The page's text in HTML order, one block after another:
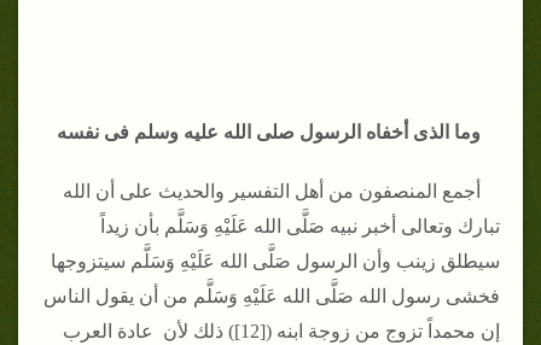
وما الذى أخفاه الرسول صلى الله عليه وسلم فى نفسه
أجمع المنصفون من أهل التفسير والحديث على أن الله
تبارك وتعالى أخبر نبيه صَلَّى الله عَلَيْهِ وَسَلَّم بأن زيداً
سيطلق زينب وأن الرسول صَلَّى الله عَلَيْهِ وَسَلَّم سيتزوجها
فخشى رسول الله صَلَّى الله عَلَيْهِ وَسَلَّم من أن يقول الناس
إن محمداً تزوج من زوجة ابنه ([12]) ذلك لأن عادة العرب